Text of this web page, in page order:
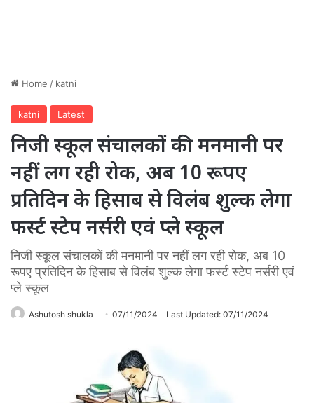
Home / katni
katni Latest
निजी स्कूल संचालकों की मनमानी पर
नहीं लग रही रोक, अब 10 रूपए
प्रतिदिन के हिसाब से विलंब शुल्क लेगा
फर्स्ट स्टेप नर्सरी एवं प्ले स्कूल
निजी स्कूल संचालकों की मनमानी पर नहीं लग रही रोक, अब 10
रूपए प्रतिदिन के हिसाब से विलंब शुल्क लेगा फर्स्ट स्टेप नर्सरी एवं
प्ले स्कूल
Ashutosh shukla 07/11/2024 Last Updated: 07/11/2024